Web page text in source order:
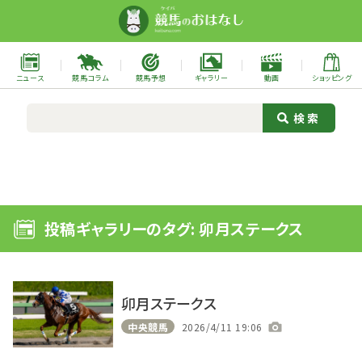
ニュース 競馬コラム 競馬予想 ギャラリー 動画 ショッピング
投稿ギャラリーのタグ: 卯月ステークス
卯月ステークス
中央競馬 2026/4/11 19:06